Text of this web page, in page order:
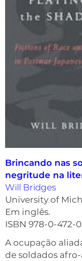
Brincando nas
negritude na
Will Bridges
University of
Em inglês.
ISBN 978-0-472-
A ocupação
de soldados